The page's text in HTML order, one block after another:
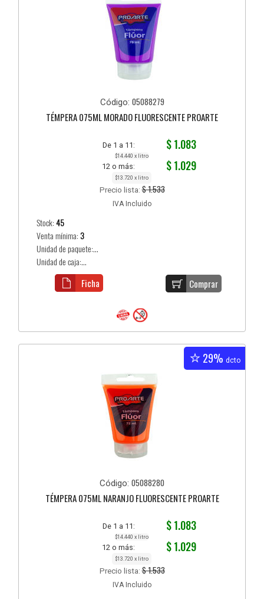
Código: 05088279
TÉMPERA 075ML MORADO FLUORESCENTE PROARTE
De 1 a 11: $ 1.083
$14.440 x litro
12 o más: $ 1.029
$13.720 x litro
Precio lista:$ 1.533
IVA Incluido
Stock:45
Venta mínima:3
Unidad de paquete:...
Unidad de caja:...
Comprar
Ficha
29% dcto
Código: 05088280
TÉMPERA 075ML NARANJO FLUORESCENTE PROARTE
De 1 a 11: $ 1.083
$14.440 x litro
12 o más: $ 1.029
$13.720 x litro
Precio lista:$ 1.533
IVA Incluido